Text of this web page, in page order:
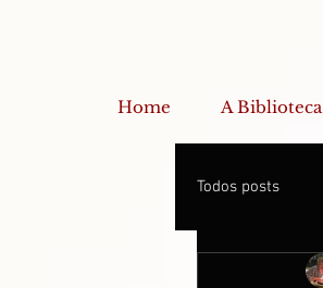
Todos posts
Home A Biblioteca